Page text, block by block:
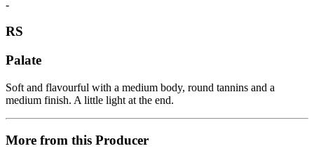
-
RS
Palate
Soft and flavourful with a medium body, round tannins and a
medium finish. A little light at the end.
More from this Producer